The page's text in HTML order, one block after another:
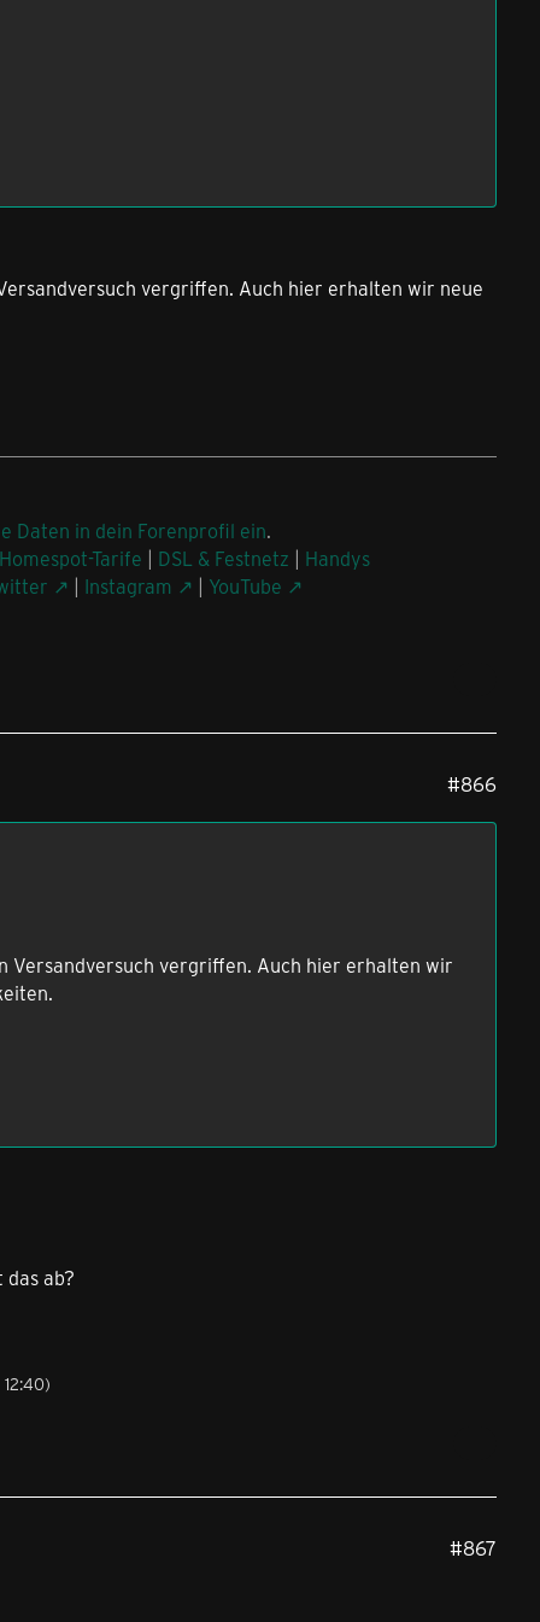
vergriffen. Auch hier erhalten wir neue
Daten in dein Forenprofil ein.
Homespot-Tarife | DSL & Festnetz | Handys
| Instagram | YouTube
#866
Versandversuch vergriffen. Auch hier erhalten wir
ab?
)
#867